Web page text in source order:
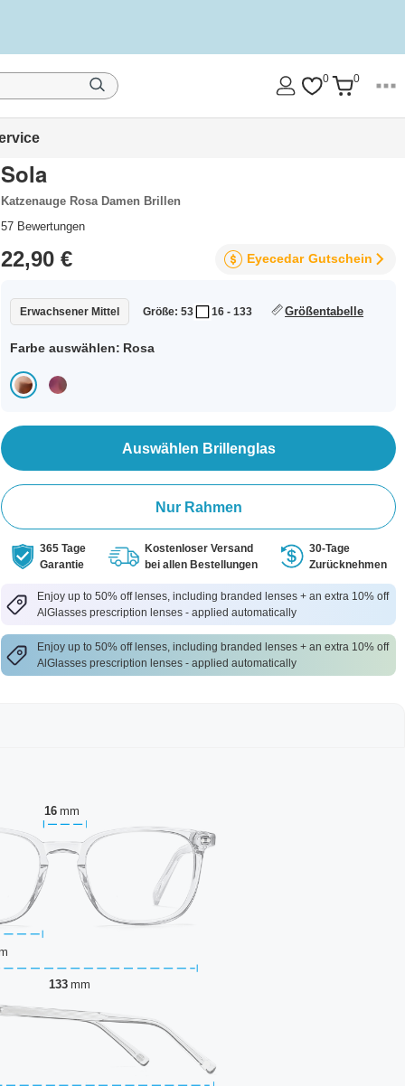
0 0
Sola
Katzenauge Rosa Damen Brillen
57 Bewertungen
22,90 € Eyecedar Gutschein
Erwachsener Mittel Größe: 53 16 - 133 Größentabelle
Farbe auswählen: Rosa
Auswählen Brillenglas
Nur Rahmen
365 Tage
Garantie
Kostenloser Versand
bei allen Bestellungen
30-Tage
Zurücknehmen
Enjoy up to 50% off lenses, including branded lenses + an extra 10% off
AlGlasses prescription lenses - applied automatically
Enjoy up to 50% off lenses, including branded lenses + an extra 10% off
AlGlasses prescription lenses - applied automatically
16 mm
133 mm